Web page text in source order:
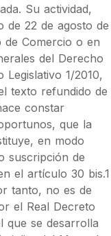
Su actividad,
de 22 de agosto de
de Comercio o en
del Derecho
1/2010,
texto refundido de
constar
que la
en modo
suscripción de
el artículo 30 bis.1
tanto, no es de
el Real Decreto
que se desarrolla